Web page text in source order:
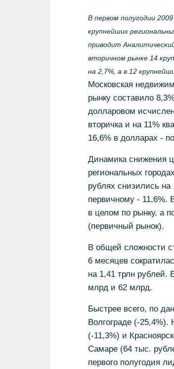
В первом полугодии
крупнейших
приводит
вторичном рынке 14
на 2,7%, а в 12
Московская
рынку составило
долларовом
вторичка и на 11%
16,6% в долларах -
Динамика снижения
региональных
рублях снизились
первичному - 11,6%.
в целом по рынку, а
(первичный рынок).
В общей сложности
6 месяцев
на 1,41 трлн рублей.
млрд и 62 млрд.
Быстрее всего, по
Волгограде (-25,4%).
(-11,3%) и
Самаре (64 тыс.
первого полугодия